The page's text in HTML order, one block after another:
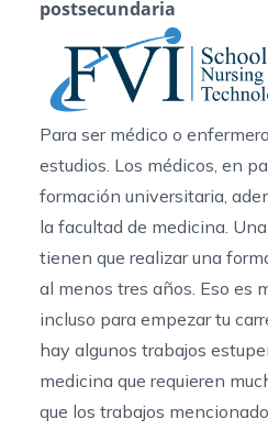
postsecundaria
Para ser médico o
estudios. Los médicos, en
formación universitaria,
la facultad de medicina.
tienen que realizar una
al menos tres años. Eso es
incluso para empezar tu
hay algunos trabajos
medicina que requieren
que los trabajos